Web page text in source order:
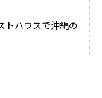
ウスで沖縄の